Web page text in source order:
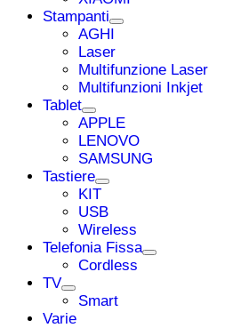
Stampanti
AGHI
Laser
Multifunzione Laser
Multifunzioni Inkjet
Tablet
APPLE
LENOVO
SAMSUNG
Tastiere
KIT
USB
Wireless
Telefonia Fissa
Cordless
TV
Smart
Varie